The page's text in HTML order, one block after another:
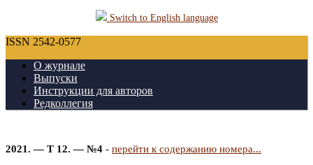
Switch to English language
ISSN 2542-0577
О журнале
Выпуски
Инструкции для авторов
Редколлегия
2021. — Т 12. — №4 - перейти к содержанию номера...